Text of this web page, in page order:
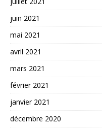
juin 2021
mai 2021
avril 2021
mars 2021
février 2021
janvier 2021
décembre 2020